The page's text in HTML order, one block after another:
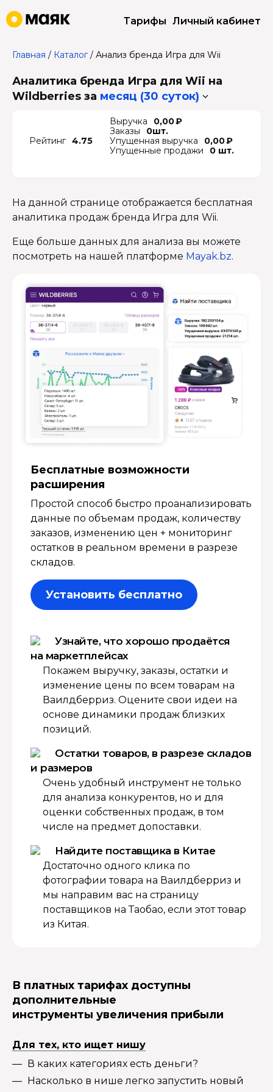
Тарифы Личный кабинет
Главная / Каталог/ Анализ бренда Игра для Wii
Аналитика бренда Игра для Wii на
Wildberries за месяц (30 суток)
Рейтинг 4.75
Выручка
0,00 ₽
Заказы
0шт.
Упущенная выручка
0,00 ₽
Упущенные продажи
0 шт.
На данной странице отображается бесплатная
аналитика продаж бренда Игра для Wii.
Еще больше данных для анализа вы можете
посмотреть на нашей платформе Mayak.bz.
Бесплатные возмож­ности
расширения
Простой способ быстро проанализировать
данные по объемам продаж, количеству
заказов, изменению цен + мониторинг
остатков в реальном времени в разрезе
складов.
Установить бесплатно
Узнайте, что хорошо продаётся
на маркетплейсах
Покажем выручку, заказы, остатки и
изменение цены по всем товарам на
Ваилдберриз. Оцените свои идеи на
основе динамики продаж близких
позиций.
Остатки товаров, в разрезе складов
и размеров
Очень удобный инструмент не только
для анализа конкурентов, но и для
оценки собственных продаж, в том
числе на предмет допоставки.
Найдите поставщика в Китае
Достаточно одного клика по
фотографии товара на Ваилдберриз и
мы направим вас на страницу
поставщиков на Таобао, если этот товар
из Китая.
В платных тарифах доступны
дополнительные
инструменты увеличения прибыли
Для тех, кто ищет нишу
В каких категориях есть деньги?
Насколько в нише легко запустить новый